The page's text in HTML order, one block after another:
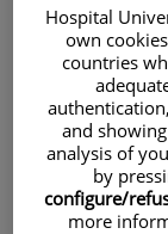
Language
Search
Hospital
own
countries
and
analysis of
by
configure/
more